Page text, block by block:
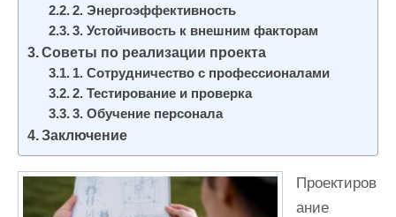
2. Энергоэффективность
3. Устойчивость к внешним факторам
Советы по реализации проекта
1. Сотрудничество с профессионалами
2. Тестирование и проверка
3. Обучение персонала
Заключение
Проектиров
ание